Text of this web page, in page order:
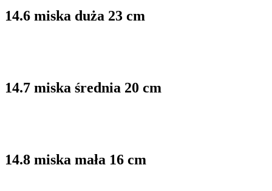
14.6 miska duża 23 cm
14.7 miska średnia 20 cm
14.8 miska mała 16 cm